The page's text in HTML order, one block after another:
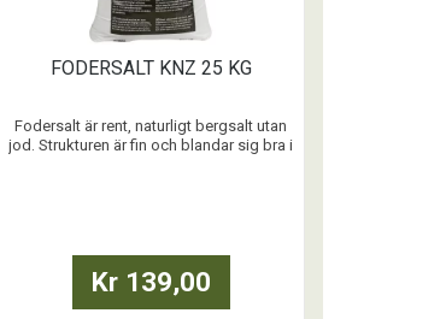
FODERSALT KNZ 25 KG
Fodersalt är rent, naturligt bergsalt utan
jod. Strukturen är fin och blandar sig bra i
lämplig mängd salt 9 gram per liter
vatten.
Se till att samt ...
Kr 139,00